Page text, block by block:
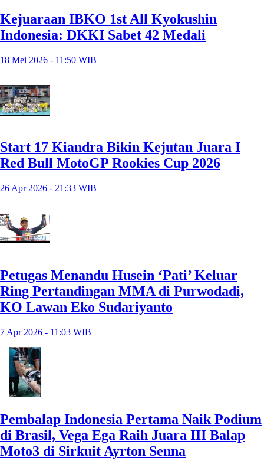
Kejuaraan IBKO 1st All Kyokushin
Indonesia: DKKI Sabet 42 Medali
18 Mei 2026 - 11:50 WIB
Start 17 Kiandra Bikin Kejutan Juara I
Red Bull MotoGP Rookies Cup 2026
26 Apr 2026 - 21:33 WIB
Petugas Menandu Husein ‘Pati’ Keluar
Ring Pertandingan MMA di Purwodadi,
KO Lawan Eko Sudariyanto
7 Apr 2026 - 11:03 WIB
Pembalap Indonesia Pertama Naik Podium
di Brasil, Vega Ega Raih Juara III Balap
Moto3 di Sirkuit Ayrton Senna